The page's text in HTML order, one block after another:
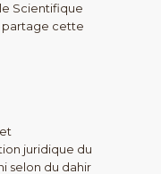
Scientifique
partage cette
juridique du
selon du dahir